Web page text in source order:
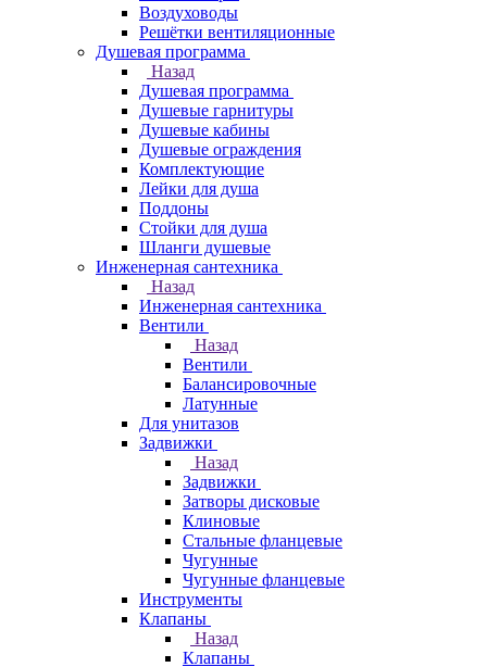
Воздуховоды
Решётки вентиляционные
Душевая программа
Назад
Душевая программа
Душевые гарнитуры
Душевые кабины
Душевые ограждения
Комплектующие
Лейки для душа
Поддоны
Стойки для душа
Шланги душевые
Инженерная сантехника
Назад
Инженерная сантехника
Вентили
Назад
Вентили
Балансировочные
Латунные
Для унитазов
Задвижки
Назад
Задвижки
Затворы дисковые
Клиновые
Стальные фланцевые
Чугунные
Чугунные фланцевые
Инструменты
Клапаны
Назад
Клапаны